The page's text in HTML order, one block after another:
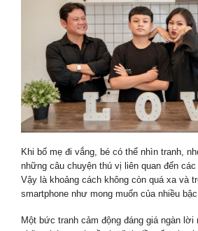
Khi bố mẹ đi vắng, bé có thể nhìn tranh,
những câu chuyện thú vị liên quan đến
Vậy là khoảng cách không còn quá xa và
smartphone như mong muốn của nhiều
Một bức tranh cảm động đáng giá ngàn